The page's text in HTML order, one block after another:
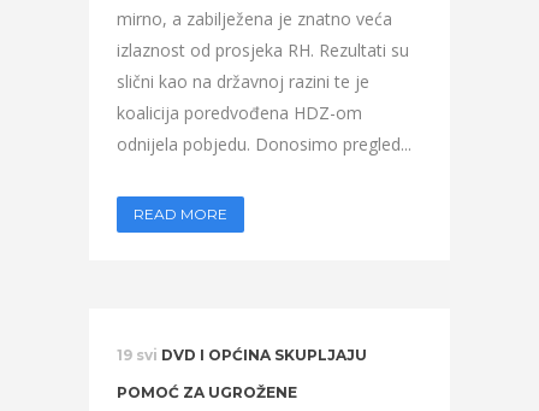
mirno, a zabilježena je znatno veća
izlaznost od prosjeka RH. Rezultati su
slični kao na državnoj razini te je
koalicija poredvođena HDZ-om
odnijela pobjedu. Donosimo pregled...
READ MORE
19 svi DVD I OPĆINA SKUPLJAJU
POMOĆ ZA UGROŽENE